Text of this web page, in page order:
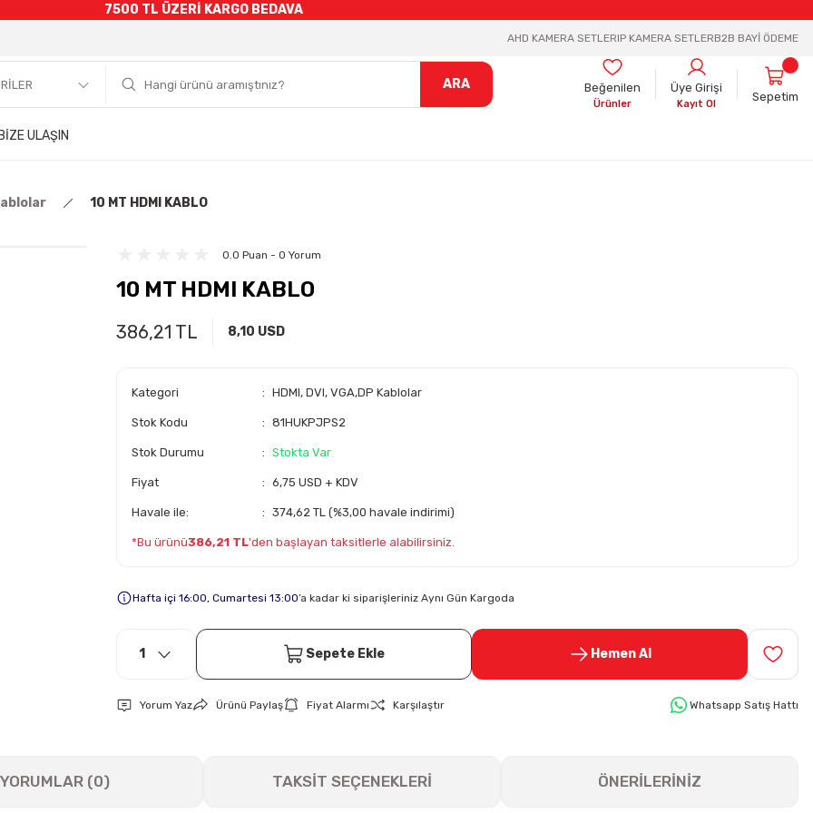
7500 TL ÜZERİ KARGO BEDAVA
AHD KAMERA SETLERIP KAMERA SETLERB2B BAYİ ÖDEME
ARA Beğenilen
Ürünler
Üye Girişi
Kayıt Ol
Sepetim
BİZE ULAŞIN
10 MT HDMI KABLO
0.0 Puan - 0 Yorum
10 MT HDMI KABLO
386,21 TL 8,10 USD
Kategori HDMI, DVI, VGA,DP Kablolar
Stok Kodu 81HUKPJPS2
Stok Durumu Stokta Var
Fiyat 6,75 USD + KDV
Havale ile: 374,62 TL (%3,00 havale indirimi)
*Bu ürünü386,21 TL'den başlayan taksitlerle alabilirsiniz.
Hafta içi 16:00, Cumartesi 13:00’a kadar ki siparişleriniz Aynı Gün Kargoda
Sepete Ekle Hemen Al
Yorum Yaz Ürünü Paylaş Fiyat Alarmı Karşılaştır Whatsapp Satış Hattı
YORUMLAR (0) TAKSİT SEÇENEKLERİ ÖNERİLERİNİZ